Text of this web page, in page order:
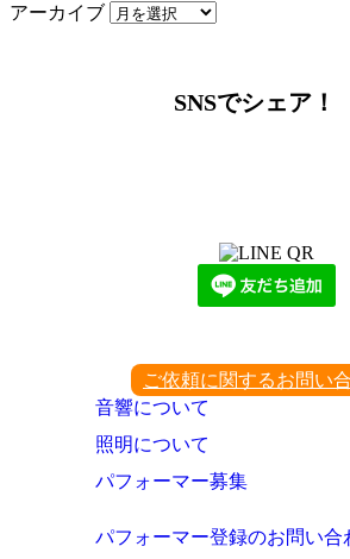
アーカイブ
SNSでシェア！
ご依頼に関するお問い
音響について
照明について
パフォーマー募集
パフォーマー登録のお問い合